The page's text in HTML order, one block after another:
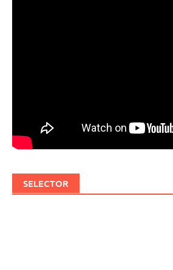
SELECTOR